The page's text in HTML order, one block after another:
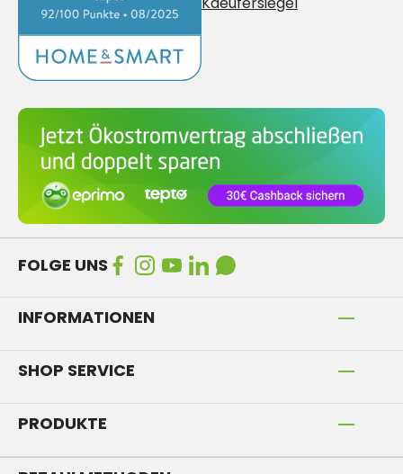
FOLGE UNS
INFORMATIONEN
SHOP SERVICE
PRODUKTE